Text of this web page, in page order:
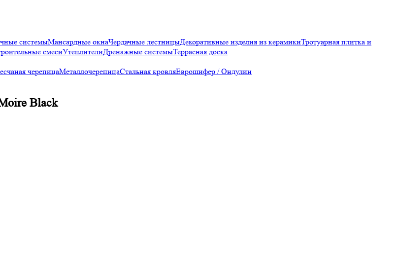
системыМансардные окнаЧердачные лестницыДекоративные изделия из керамикиТротуарная плитка и
смесиУтеплителиДренажные системыТеррасная доска
черепицаМеталлочерепицаСтальная кровляЕврошифер / Ондулин
Black